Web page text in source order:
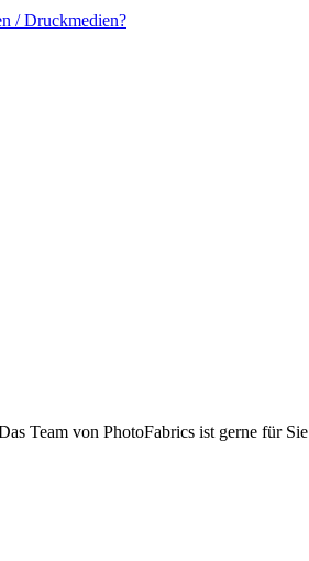
/ Druckmedien?
Team von PhotoFabrics ist gerne für